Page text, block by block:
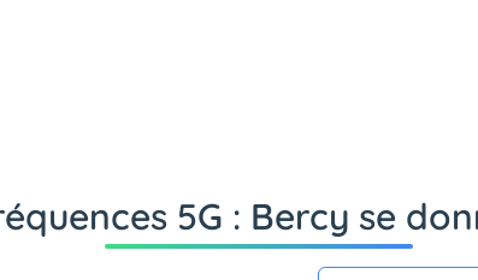
5G : Bercy se